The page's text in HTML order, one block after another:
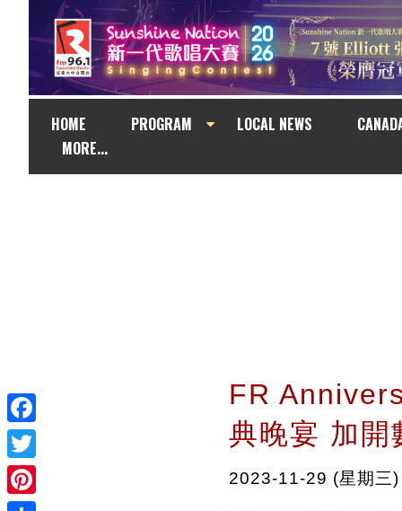
HOME PROGRAM LOCAL NEWS
MORE...
Facebook
Twitter
Pinterest
FR
典晚宴 加開
2023-11-29 (星期三)